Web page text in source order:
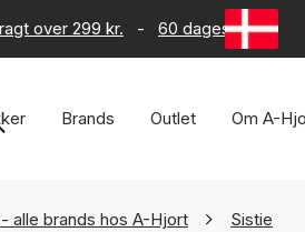
over 299 kr. - 60 dages returret
Brands Outlet Om A-
alle brands hos A-Hjort Sistie